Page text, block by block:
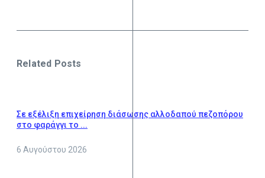
Related Posts
Σε εξέλιξη επιχείρηση διάσωσης αλλοδαπού πεζοπόρου
στο φαράγγι το ...
6 Αυγούστου 2026